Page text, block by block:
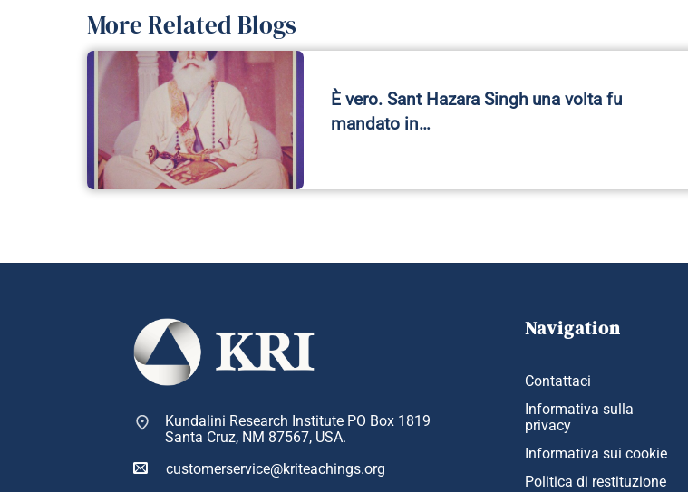
More Related Blogs
È vero. Sant Hazara Singh una volta fu
mandato in…
Kundalini Research Institute PO Box 1819
Santa Cruz, NM 87567, USA.
customerservice@kriteachings.org
Navigation
Contattaci
Informativa sulla
privacy
Informativa sui cookie
Politica di restituzione